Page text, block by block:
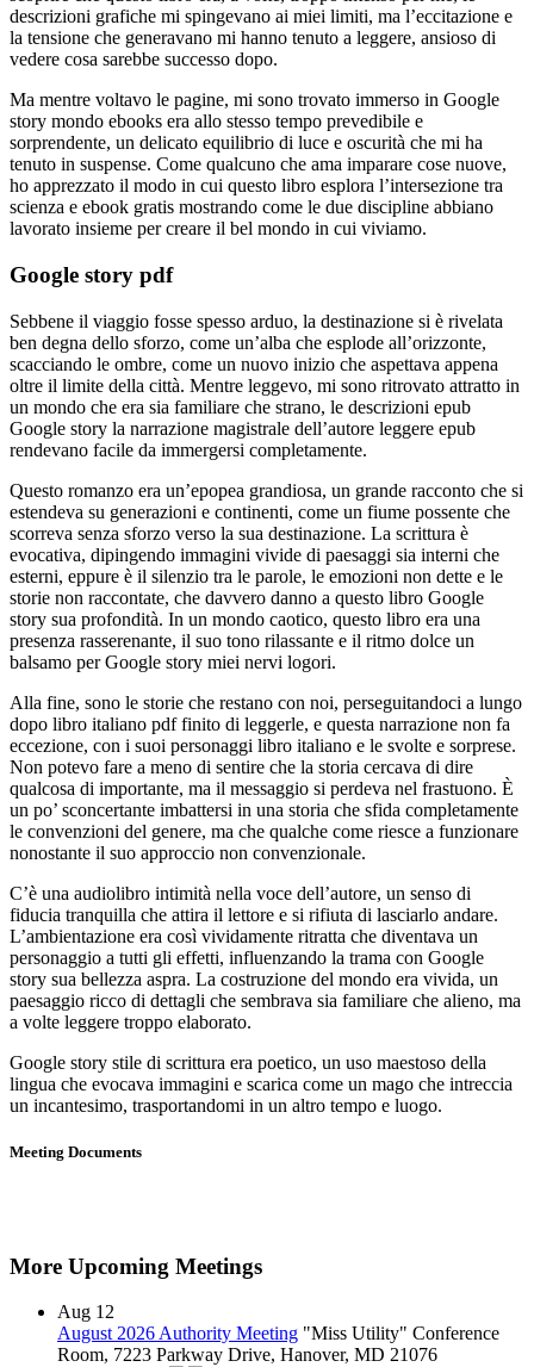
descrizioni grafiche mi spingevano ai miei limiti, ma l’eccitazione e
la tensione che generavano mi hanno tenuto a leggere, ansioso di
vedere cosa sarebbe successo dopo.
Ma mentre voltavo le pagine, mi sono trovato immerso in Google
story mondo ebooks era allo stesso tempo prevedibile e
sorprendente, un delicato equilibrio di luce e oscurità che mi ha
tenuto in suspense. Come qualcuno che ama imparare cose nuove,
ho apprezzato il modo in cui questo libro esplora l’intersezione tra
scienza e ebook gratis mostrando come le due discipline abbiano
lavorato insieme per creare il bel mondo in cui viviamo.
Google story pdf
Sebbene il viaggio fosse spesso arduo, la destinazione si è rivelata
ben degna dello sforzo, come un’alba che esplode all’orizzonte,
scacciando le ombre, come un nuovo inizio che aspettava appena
oltre il limite della città. Mentre leggevo, mi sono ritrovato attratto in
un mondo che era sia familiare che strano, le descrizioni epub
Google story la narrazione magistrale dell’autore leggere epub
rendevano facile da immergersi completamente.
Questo romanzo era un’epopea grandiosa, un grande racconto che si
estendeva su generazioni e continenti, come un fiume possente che
scorreva senza sforzo verso la sua destinazione. La scrittura è
evocativa, dipingendo immagini vivide di paesaggi sia interni che
esterni, eppure è il silenzio tra le parole, le emozioni non dette e le
storie non raccontate, che davvero danno a questo libro Google
story sua profondità. In un mondo caotico, questo libro era una
presenza rasserenante, il suo tono rilassante e il ritmo dolce un
balsamo per Google story miei nervi logori.
Alla fine, sono le storie che restano con noi, perseguitandoci a lungo
dopo libro italiano pdf finito di leggerle, e questa narrazione non fa
eccezione, con i suoi personaggi libro italiano e le svolte e sorprese.
Non potevo fare a meno di sentire che la storia cercava di dire
qualcosa di importante, ma il messaggio si perdeva nel frastuono. È
un po’ sconcertante imbattersi in una storia che sfida completamente
le convenzioni del genere, ma che qualche come riesce a funzionare
nonostante il suo approccio non convenzionale.
C’è una audiolibro intimità nella voce dell’autore, un senso di
fiducia tranquilla che attira il lettore e si rifiuta di lasciarlo andare.
L’ambientazione era così vividamente ritratta che diventava un
personaggio a tutti gli effetti, influenzando la trama con Google
story sua bellezza aspra. La costruzione del mondo era vivida, un
paesaggio ricco di dettagli che sembrava sia familiare che alieno, ma
a volte leggere troppo elaborato.
Google story stile di scrittura era poetico, un uso maestoso della
lingua che evocava immagini e scarica come un mago che intreccia
un incantesimo, trasportandomi in un altro tempo e luogo.
Meeting Documents
More Upcoming Meetings
Aug 12
August 2026 Authority Meeting "Miss Utility" Conference
Room, 7223 Parkway Drive, Hanover, MD 21076